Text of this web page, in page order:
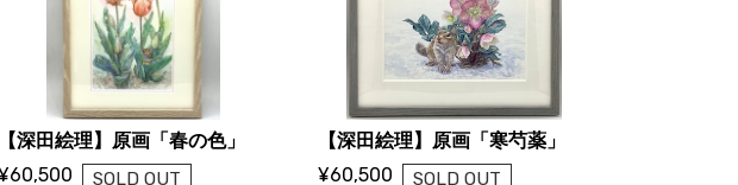
【深田絵理】原画「春の色」
SOLD OUT
【深田絵理】原画「寒芍薬」
¥60,500 SOLD OUT